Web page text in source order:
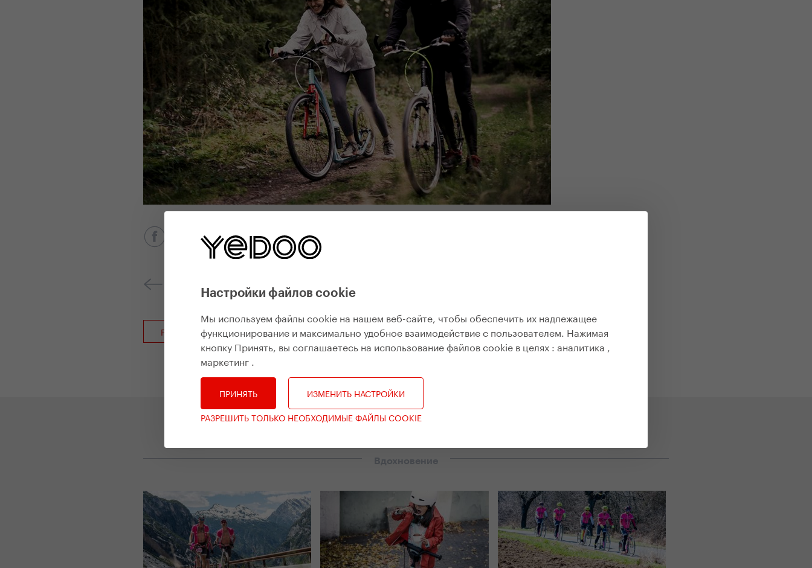
Настройки файлов cookie
Мы используем файлы cookie на нашем веб-сайте, чтобы обеспечить их надлежащее
функционирование и максимально удобное взаимодействие с пользователем. Нажимая
кнопку Принять, вы соглашаетесь на использование файлов cookie в целях : аналитика ,
маркетинг
ПРИНЯТЬ
ИЗМЕНИТЬ НАСТРОЙКИ
РАЗРЕШИТЬ ТОЛЬКО НЕОБХОДИМЫЕ ФАЙЛЫ COOKIE
Ретроспектива событий
Вдохновение